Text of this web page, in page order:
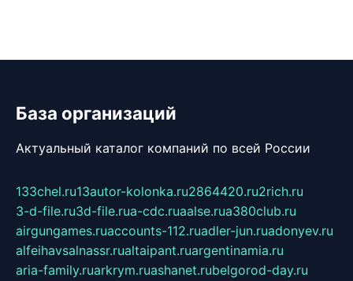
База организаций
Актуальный каталог компаний по всей России
133chel.ru13autor-kolonka.ru2864420.ru2rich.ru
3-d-file.ru3d-file.rua-cdc.ruaalse.rua380club.ru
airgungames.ruaccounts-112.ruadler-jun.ruadonyev.ru
alfeihavsalnassr.rualtaipant.ruargentinamia.ru
aria-family.ruarkrym.ruashanet.rubelgorod-day.ru